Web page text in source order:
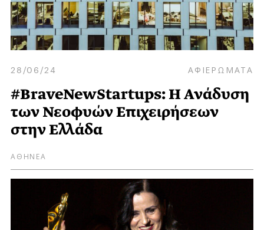
28/06/24 ΑΦΙΕΡΩΜΑΤΑ
#BraveNewStartups: H Ανάδυση
των Νεοφυών Επιχειρήσεων
στην Ελλάδα
ΑΘΗΝΕΑ